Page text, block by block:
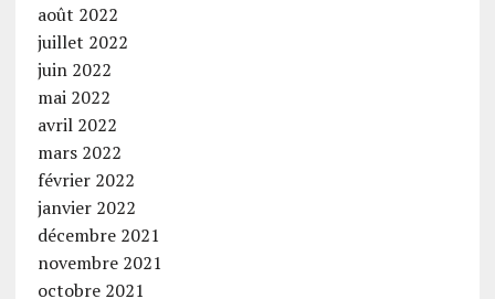
août 2022
juillet 2022
juin 2022
mai 2022
avril 2022
mars 2022
février 2022
janvier 2022
décembre 2021
novembre 2021
octobre 2021